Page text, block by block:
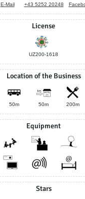
E-Mail +43 5252 20248
License
UZ200-1618
Location of the Business
50m 50m 200m
Equipment
Stars